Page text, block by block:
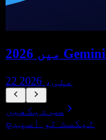
22 مئی، 2026
سب دیکھیں
ٹیکسٹ ٹو اسپیچ